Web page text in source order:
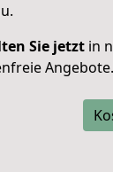
Sie jetzt in
Angebote.